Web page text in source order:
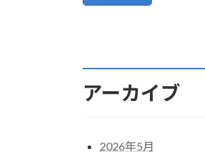
アーカイブ
2026年5月